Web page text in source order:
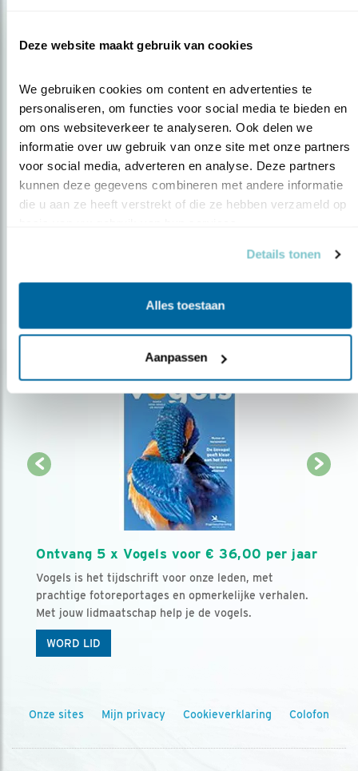
Deze website maakt gebruik van cookies
We gebruiken cookies om content en advertenties te
personaliseren, om functies voor social media te bieden en
om ons websiteverkeer te analyseren. Ook delen we
informatie over uw gebruik van onze site met onze partners
voor social media, adverteren en analyse. Deze partners
kunnen deze gegevens combineren met andere informatie
die u aan ze heeft verstrekt of die ze hebben verzameld op
Details tonen
Alles toestaan
Aanpassen
Op de hoogte blijven?
Meld je aan en ontvang nieuws, inspiratie, acties en tips
Volg ons via social media
Ontvang 5 x Vogels voor € 36,00 per jaar
Vogels is het tijdschrift voor onze leden, met
prachtige fotoreportages en opmerkelijke verhalen.
Met jouw lidmaatschap help je de vogels.
WORD LID
Onze sites Mijn privacy Cookieverklaring Colofon